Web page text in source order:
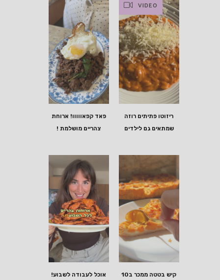
פאד קפאווווו! ארוחת
צהריים מושלמת !
VIDEO
ריזוטו פתיתים רוזה
שמתאים גם לילדים
אוכל לעבודה לשבוע!
קיש בטטה ממכר ב10